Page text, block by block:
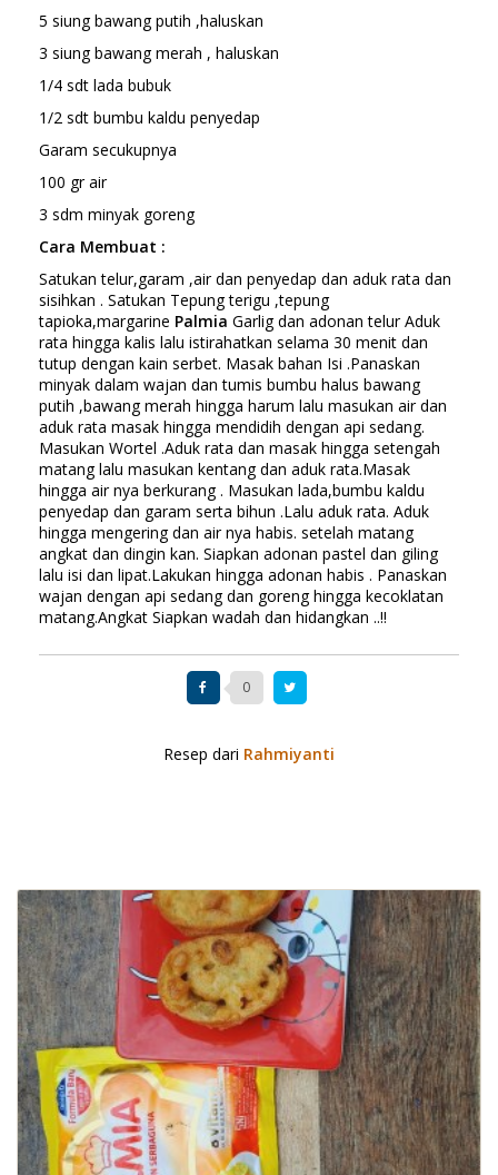
5 siung bawang putih ,haluskan
3 siung bawang merah , haluskan
1/4 sdt lada bubuk
1/2 sdt bumbu kaldu penyedap
Garam secukupnya
100 gr air
3 sdm minyak goreng
Cara Membuat :
Satukan telur,garam ,air dan penyedap dan aduk rata dan
sisihkan . Satukan Tepung terigu ,tepung
tapioka,margarine Palmia Garlig dan adonan telur Aduk
rata hingga kalis lalu istirahatkan selama 30 menit dan
tutup dengan kain serbet. Masak bahan Isi .Panaskan
minyak dalam wajan dan tumis bumbu halus bawang
putih ,bawang merah hingga harum lalu masukan air dan
aduk rata masak hingga mendidih dengan api sedang.
Masukan Wortel .Aduk rata dan masak hingga setengah
matang lalu masukan kentang dan aduk rata.Masak
hingga air nya berkurang . Masukan lada,bumbu kaldu
penyedap dan garam serta bihun .Lalu aduk rata. Aduk
hingga mengering dan air nya habis. setelah matang
angkat dan dingin kan. Siapkan adonan pastel dan giling
lalu isi dan lipat.Lakukan hingga adonan habis . Panaskan
wajan dengan api sedang dan goreng hingga kecoklatan
matang.Angkat Siapkan wadah dan hidangkan ..!!
0
Resep dari Rahmiyanti